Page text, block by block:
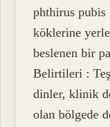
phthirus pubis
köklerine
beslenen bir
Belirtileri :
dinler, klinik
olan bölgede